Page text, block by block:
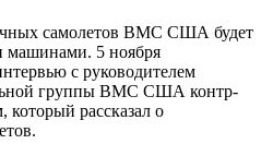
самолетов ВМС США будет
машинами. 5 ноября
с руководителем
группы ВМС США контр-
рассказал о